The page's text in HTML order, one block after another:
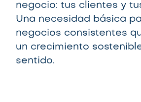
negocio: tus clientes y
Una necesidad básica
negocios consistentes
un crecimiento
sentido.